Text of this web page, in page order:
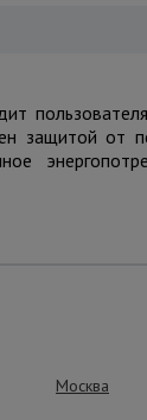
защитой от
Москва